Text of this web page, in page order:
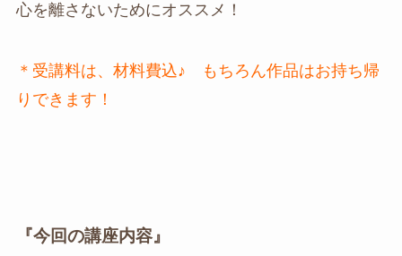
心を離さないためにオススメ！
＊受講料は、材料費込♪ もちろん作品はお持ち帰
りできます！
『今回の講座内容』